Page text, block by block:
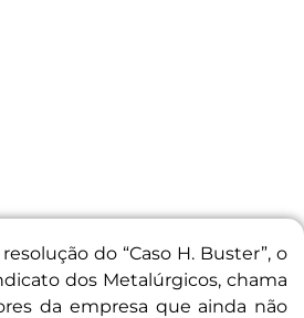
do “Caso H. Buster”, o
dos Metalúrgicos, chama
da empresa que ainda não